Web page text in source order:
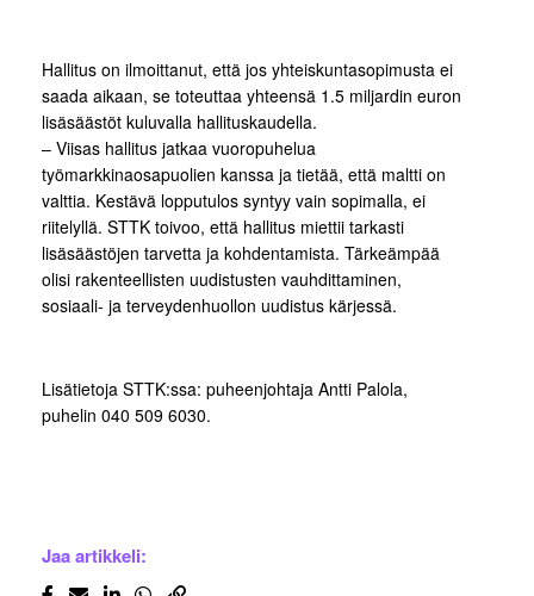
Hallitus on ilmoittanut, että jos yhteiskuntasopimusta ei
saada aikaan, se toteuttaa yhteensä 1.5 miljardin euron
lisäsäästöt kuluvalla hallituskaudella.
– Viisas hallitus jatkaa vuoropuhelua
työmarkkinaosapuolien kanssa ja tietää, että maltti on
valttia. Kestävä lopputulos syntyy vain sopimalla, ei
riitelyllä. STTK toivoo, että hallitus miettii tarkasti
lisäsäästöjen tarvetta ja kohdentamista. Tärkeämpää
olisi rakenteellisten uudistusten vauhdittaminen,
sosiaali- ja terveydenhuollon uudistus kärjessä.
Lisätietoja STTK:ssa: puheenjohtaja Antti Palola,
puhelin 040 509 6030.
Jaa artikkeli: